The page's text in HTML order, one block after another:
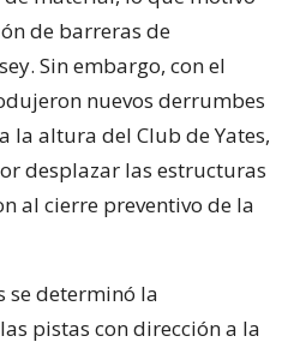
de barreras de
Sin embargo, con el
nuevos derrumbes
la altura del Club de Yates,
desplazar las estructuras
al cierre preventivo de la
se determinó la
pistas con dirección a la